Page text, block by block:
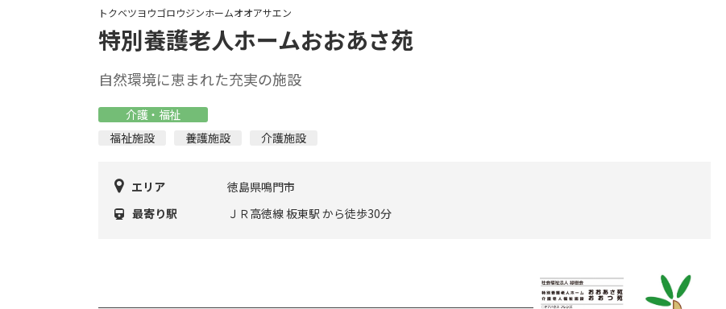
トクベツヨウゴロウジンホームオオアサエン
特別養護老人ホームおおあさ苑
自然環境に恵まれた充実の施設
介護・福祉
福祉施設
養護施設 介護施設
エリア
徳島県鳴門市
最寄り駅
ＪＲ高徳線 板東駅 から徒歩30分